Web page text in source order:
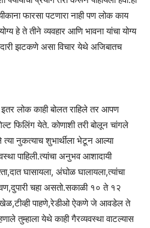
फारसा पटणारा नाही पण लोक काय
हे ते तीने व्यवहार आणि भावना यांचा योग्य
झटकणे असा विचार येथे अजिबातच
लोक काही बोलत राहिले तर आपण
फिलिंग येते. कोणाशी तरी बोलून चांगले
नुकत्याच शुभार्थीला भेटून आल्या
पाहिली.त्यांचा अनुभव आशादायी
घासायला, अंघोळ घालायला,त्यांचा
चहा असतो.सकाळी १० ते १२
खेळ,टीव्ही पाहणे,रेडीओ ऐकणे जे आवडेल ते
तुम्हाला येथे काही गैरव्यवस्था वाटल्यास